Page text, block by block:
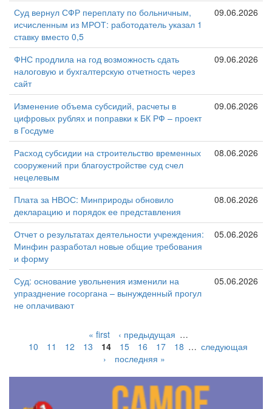
Суд вернул СФР переплату по больничным,
исчисленным из МРОТ: работодатель указал 1
ставку вместо 0,5
09.06.2026
ФНС продлила на год возможность сдать
налоговую и бухгалтерскую отчетность через
сайт
09.06.2026
Изменение объема субсидий, расчеты в
цифровых рублях и поправки к БК РФ – проект
в Госдуме
09.06.2026
Расход субсидии на строительство временных
сооружений при благоустройстве суд счел
нецелевым
08.06.2026
Плата за НВОС: Минприроды обновило
декларацию и порядок ее представления
08.06.2026
Отчет о результатах деятельности учреждения:
Минфин разработал новые общие требования
и форму
05.06.2026
Суд: основание увольнения изменили на
упразднение госоргана – вынужденный прогул
не оплачивают
05.06.2026
« first ‹ предыдущая …
10
11 12 13 14 15 16 17 18 … следующая
›
последняя »